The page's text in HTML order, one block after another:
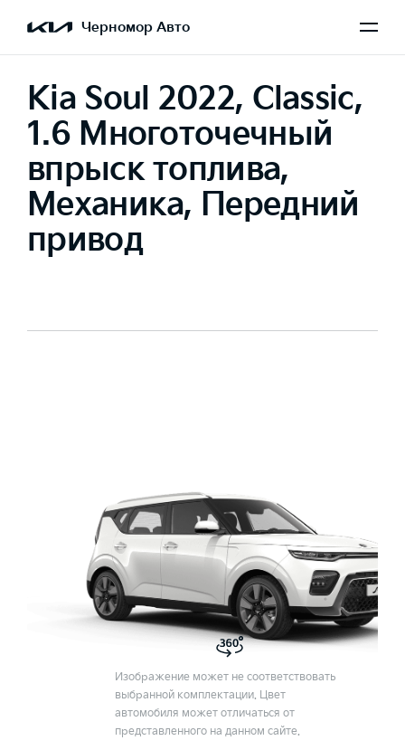
Черномор Авто
Kia Soul 2022, Classic,
1.6 Многоточечный
впрыск топлива,
Механика, Передний
привод
Изображение может не соответствовать
выбранной комплектации. Цвет
автомобиля может отличаться от
представленного на данном сайте.